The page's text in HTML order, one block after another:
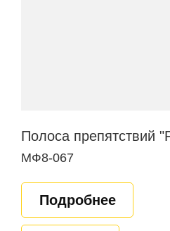
МФ8-067
Подробнее